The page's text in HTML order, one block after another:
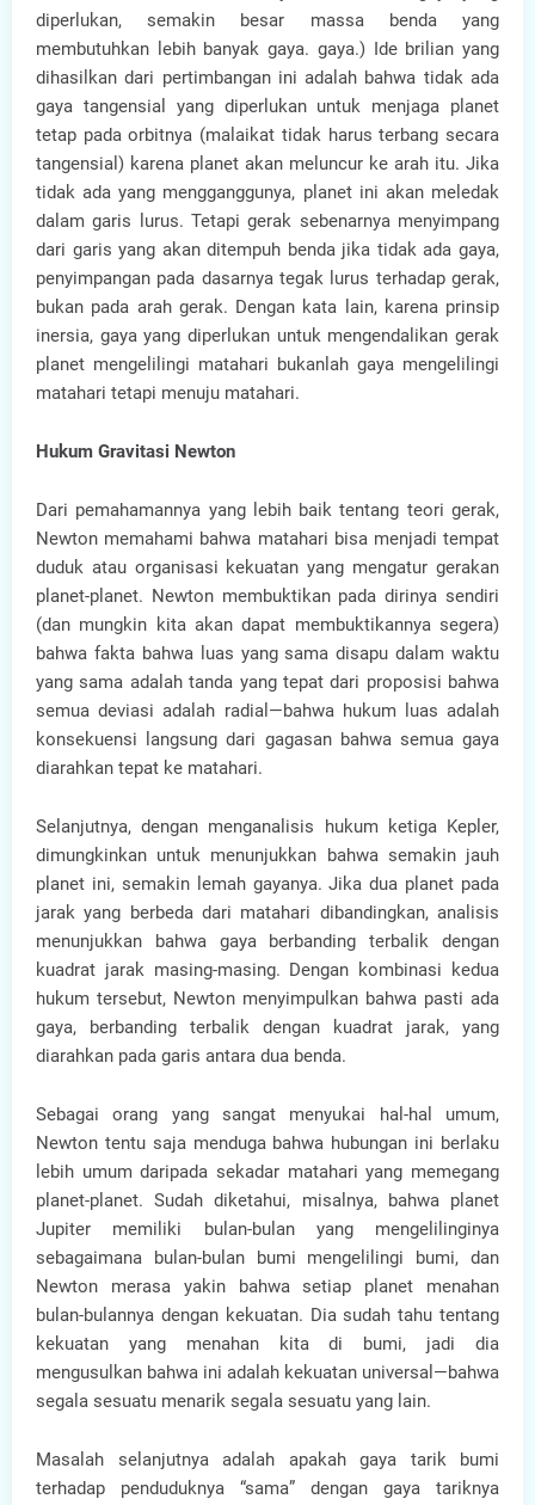
diperlukan, semakin besar massa benda yang
membutuhkan lebih banyak gaya. gaya.) Ide brilian yang
dihasilkan dari pertimbangan ini adalah bahwa tidak ada
gaya tangensial yang diperlukan untuk menjaga planet
tetap pada orbitnya (malaikat tidak harus terbang secara
tangensial) karena planet akan meluncur ke arah itu. Jika
tidak ada yang mengganggunya, planet ini akan meledak
dalam garis lurus. Tetapi gerak sebenarnya menyimpang
dari garis yang akan ditempuh benda jika tidak ada gaya,
penyimpangan pada dasarnya tegak lurus terhadap gerak,
bukan pada arah gerak. Dengan kata lain, karena prinsip
inersia, gaya yang diperlukan untuk mengendalikan gerak
planet mengelilingi matahari bukanlah gaya mengelilingi
matahari tetapi menuju matahari.
Hukum Gravitasi Newton
Dari pemahamannya yang lebih baik tentang teori gerak,
Newton memahami bahwa matahari bisa menjadi tempat
duduk atau organisasi kekuatan yang mengatur gerakan
planet-planet. Newton membuktikan pada dirinya sendiri
(dan mungkin kita akan dapat membuktikannya segera)
bahwa fakta bahwa luas yang sama disapu dalam waktu
yang sama adalah tanda yang tepat dari proposisi bahwa
semua deviasi adalah radial—bahwa hukum luas adalah
konsekuensi langsung dari gagasan bahwa semua gaya
diarahkan tepat ke matahari.
Selanjutnya, dengan menganalisis hukum ketiga Kepler,
dimungkinkan untuk menunjukkan bahwa semakin jauh
planet ini, semakin lemah gayanya. Jika dua planet pada
jarak yang berbeda dari matahari dibandingkan, analisis
menunjukkan bahwa gaya berbanding terbalik dengan
kuadrat jarak masing-masing. Dengan kombinasi kedua
hukum tersebut, Newton menyimpulkan bahwa pasti ada
gaya, berbanding terbalik dengan kuadrat jarak, yang
diarahkan pada garis antara dua benda.
Sebagai orang yang sangat menyukai hal-hal umum,
Newton tentu saja menduga bahwa hubungan ini berlaku
lebih umum daripada sekadar matahari yang memegang
planet-planet. Sudah diketahui, misalnya, bahwa planet
Jupiter memiliki bulan-bulan yang mengelilinginya
sebagaimana bulan-bulan bumi mengelilingi bumi, dan
Newton merasa yakin bahwa setiap planet menahan
bulan-bulannya dengan kekuatan. Dia sudah tahu tentang
kekuatan yang menahan kita di bumi, jadi dia
mengusulkan bahwa ini adalah kekuatan universal—bahwa
segala sesuatu menarik segala sesuatu yang lain.
Masalah selanjutnya adalah apakah gaya tarik bumi
terhadap penduduknya “sama” dengan gaya tariknya